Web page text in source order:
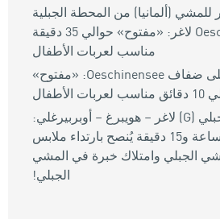
للمشي (ألمانيا) من المحطة الجبلية
إلىOeschinensee لاغر: «مفتوح» حوالي 35 دقيقة
مناسب لعربات الأطفال
مسار للمشي (K) على ضفاف Oeschinensee: «مفتوح»
الأطفال
مسار المشي الجبلي (G) لاغر – هويبرغ – أوبربيرغلي:
«مفتوح» حوالي 1 ساعة و15 دقيقة يُنصح بارتداء ملابس
الجبلي وامتلاك خبرة في المشي
الجبلي!